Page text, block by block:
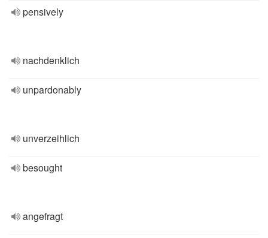
pensively
nachdenklich
unpardonably
unverzeihlich
besought
angefragt